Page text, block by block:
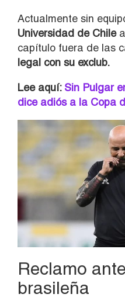
Actualmente sin
Universidad de Chile
capítulo fuera de las
legal con su exclub.
Lee aquí: Sin Pulgar
dice adiós a la Copa
Reclamo
brasileña